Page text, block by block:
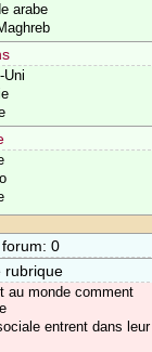
arabe
Uni
0
rubrique
au monde comment
entrent dans leur